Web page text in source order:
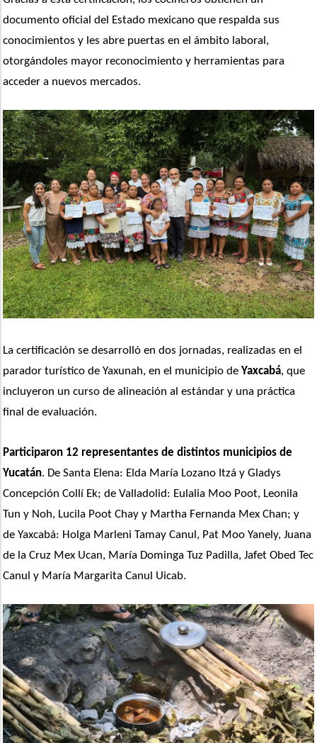
documento oficial del Estado mexicano que respalda sus
conocimientos y les abre puertas en el ámbito laboral,
otorgándoles mayor reconocimiento y herramientas para
acceder a nuevos mercados.
La certificación se desarrolló en dos jornadas, realizadas en el
parador turístico de Yaxunah, en el municipio de Yaxcabá, que
incluyeron un curso de alineación al estándar y una práctica
final de evaluación.
Participaron 12 representantes de distintos municipios de
Yucatán. De Santa Elena: Elda María Lozano Itzá y Gladys
Concepción Collí Ek; de Valladolid: Eulalia Moo Poot, Leonila
Tun y Noh, Lucila Poot Chay y Martha Fernanda Mex Chan; y
de Yaxcabá: Holga Marleni Tamay Canul, Pat Moo Yanely, Juana
de la Cruz Mex Ucan, María Dominga Tuz Padilla, Jafet Obed Tec
Canul y María Margarita Canul Uicab.